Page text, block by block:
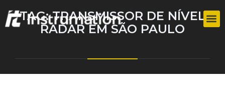
TAG:TRANSMISSOR DE NÍVEL
RADAR EM SÃO PAULO